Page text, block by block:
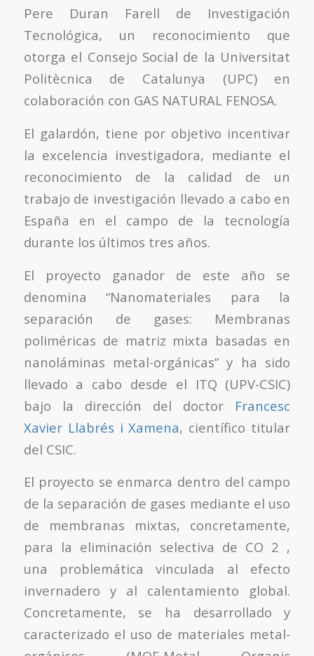
Pere Duran Farell de Investigación
Tecnológica, un reconocimiento que
otorga el Consejo Social de la Universitat
Politècnica de Catalunya (UPC) en
colaboración con GAS NATURAL FENOSA.
El galardón, tiene por objetivo incentivar
la excelencia investigadora, mediante el
reconocimiento de la calidad de un
trabajo de investigación llevado a cabo en
España en el campo de la tecnología
durante los últimos tres años.
El proyecto ganador de este año se
denomina “Nanomateriales para la
separación de gases: Membranas
poliméricas de matriz mixta basadas en
nanoláminas metal-orgánicas” y ha sido
llevado a cabo desde el ITQ (UPV-CSIC)
bajo la dirección del doctor Francesc
Xavier Llabrés i Xamena, científico titular
del CSIC.
El proyecto se enmarca dentro del campo
de la separación de gases mediante el uso
de membranas mixtas, concretamente,
para la eliminación selectiva de CO 2 ,
una problemática vinculada al efecto
invernadero y al calentamiento global.
Concretamente, se ha desarrollado y
caracterizado el uso de materiales metal-